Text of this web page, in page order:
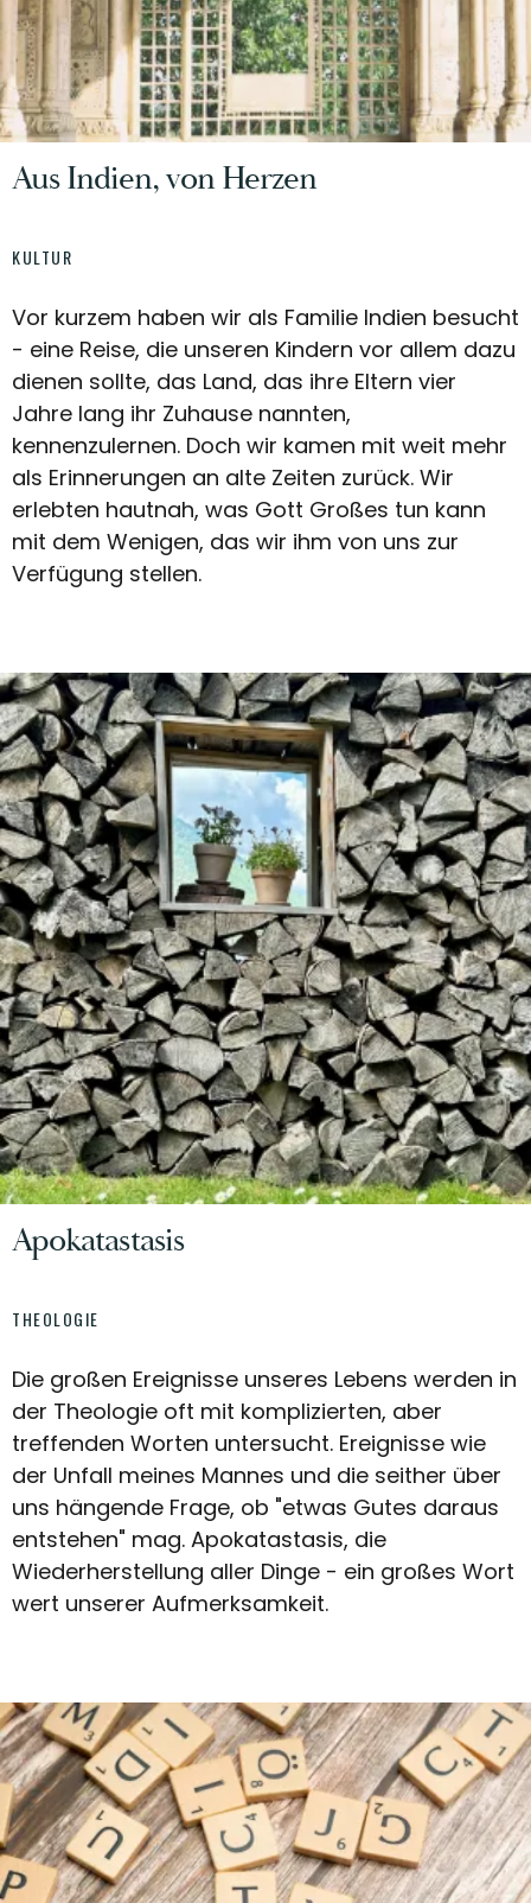
Aus Indien, von Herzen
KULTUR
Vor kurzem haben wir als Familie Indien besucht
- eine Reise, die unseren Kindern vor allem dazu
dienen sollte, das Land, das ihre Eltern vier
Jahre lang ihr Zuhause nannten,
kennenzulernen. Doch wir kamen mit weit mehr
als Erinnerungen an alte Zeiten zurück. Wir
erlebten hautnah, was Gott Großes tun kann
mit dem Wenigen, das wir ihm von uns zur
Verfügung stellen.
Apokatastasis
THEOLOGIE
Die großen Ereignisse unseres Lebens werden in
der Theologie oft mit komplizierten, aber
treffenden Worten untersucht. Ereignisse wie
der Unfall meines Mannes und die seither über
uns hängende Frage, ob "etwas Gutes daraus
entstehen" mag. Apokatastasis, die
Wiederherstellung aller Dinge - ein großes Wort
wert unserer Aufmerksamkeit.